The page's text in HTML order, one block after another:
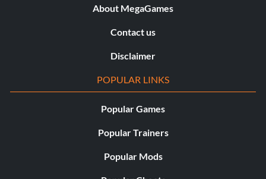
About MegaGames
Contact us
Disclaimer
POPULAR LINKS
Popular Games
Popular Trainers
Popular Mods